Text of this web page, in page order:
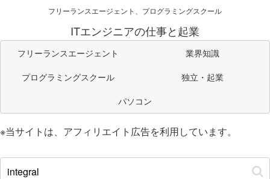
フリーランスエージェント、プログラミングスクール
ITエンジニアの仕事と起業
フリーランスエージェント
業界知識
プログラミングスクール
独立・起業
パソコン
※当サイトは、アフィリエイト広告を利用しています。